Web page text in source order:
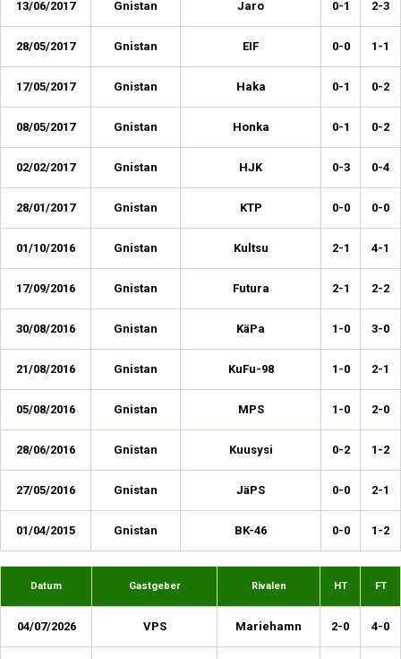
13/06/2017 Gnistan Jaro 0-1 2-3
28/05/2017 Gnistan EIF 0-0 1-1
17/05/2017 Gnistan Haka 0-1 0-2
08/05/2017 Gnistan Honka 0-1 0-2
02/02/2017 Gnistan HJK 0-3 0-4
28/01/2017 Gnistan KTP 0-0 0-0
01/10/2016 Gnistan Kultsu 2-1 4-1
17/09/2016 Gnistan Futura 2-1 2-2
30/08/2016 Gnistan KäPa 1-0 3-0
21/08/2016 Gnistan KuFu-98 1-0 2-1
05/08/2016 Gnistan MPS 1-0 2-0
28/06/2016 Gnistan Kuusysi 0-2 1-2
27/05/2016 Gnistan JäPS 0-0 2-1
01/04/2015 Gnistan BK-46 0-0 1-2
Datum Gastgeber Rivalen HT FT
04/07/2026 VPS Mariehamn 2-0 4-0